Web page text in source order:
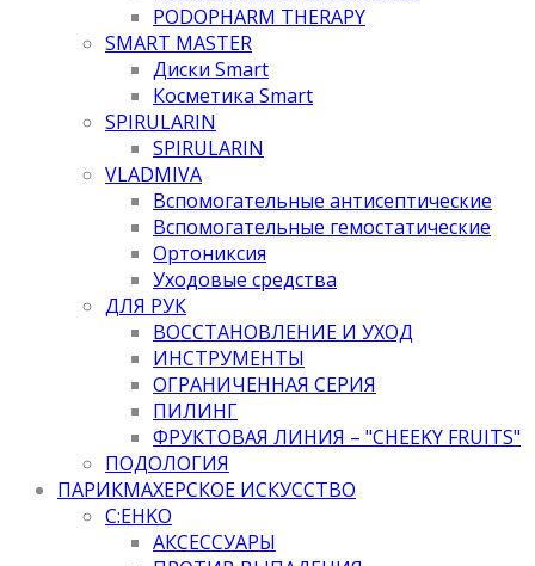
PODOPHARM THERAPY
SMART MASTER
Диски Smart
Косметика Smart
SPIRULARIN
SPIRULARIN
VLADMIVA
Вспомогательные антисептические
Вспомогательные гемостатические
Ортониксия
Уходовые средства
ДЛЯ РУК
ВОССТАНОВЛЕНИЕ И УХОД
ИНСТРУМЕНТЫ
ОГРАНИЧЕННАЯ СЕРИЯ
ПИЛИНГ
ФРУКТОВАЯ ЛИНИЯ – "CHEEKY FRUITS"
ПОДОЛОГИЯ
ПАРИКМАХЕРСКОЕ ИСКУССТВО
C:EHKO
АКСЕССУАРЫ